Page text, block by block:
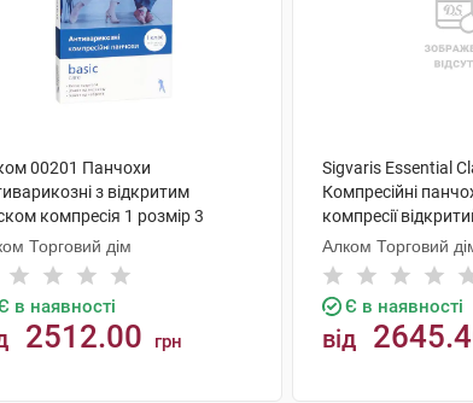
00201 Панчохи
з відкритим
компресія 1 розмір 3
1 пара
Торговий дім
в наявності
2512.00 грн
Sigvaris Essential
Компресійні
компресії
L long 1 пара
Алком Торговий
Є в наявності
від